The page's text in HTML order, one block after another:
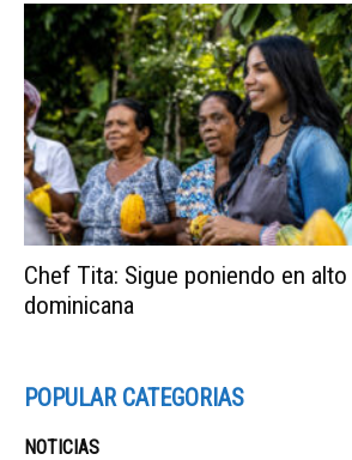
Chef Tita: Sigue poniendo en
dominicana
POPULAR CATEGORIAS
NOTICIAS